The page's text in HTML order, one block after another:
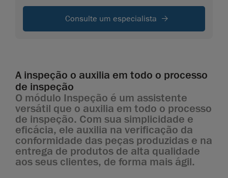
Consulte um especialista
A inspeção o auxilia em todo o processo
de inspeção
O módulo Inspeção é um assistente
versátil que o auxilia em todo o processo
de inspeção. Com sua simplicidade e
eficácia, ele auxilia na verificação da
conformidade das peças produzidas e na
entrega de produtos de alta qualidade
aos seus clientes, de forma mais ágil.